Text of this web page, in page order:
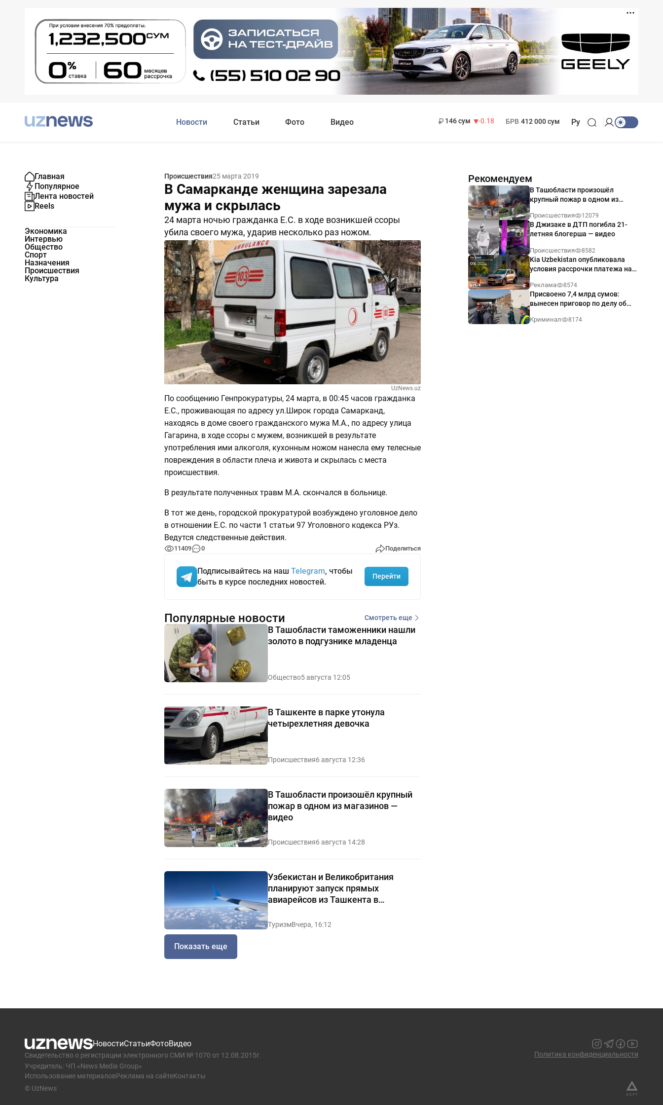
Новости Статьи Фото Видео
146 сум
-0.18
БРВ 412 000 сум Ру
Главная
Популярное
Лента новостей
Reels
Экономика
Интервью
Общество
Спорт
Назначения
Происшествия
Культура
Происшествия25 марта 2019
В Самарканде женщина зарезала
мужа и скрылась
24 марта ночью гражданка Е.С. в ходе возникшей ссоры
убила своего мужа, ударив несколько раз ножом.
11409 0 Поделиться
UzNews.uz
По сообщению Генпрокуратуры, 24 марта, в 00:45 часов гражданка
Е.С., проживающая по адресу ул.Широк города Самарканд,
находясь в доме своего гражданского мужа М.А., по адресу улица
Гагарина, в ходе ссоры с мужем, возникшей в результате
употребления ими алкоголя, кухонным ножом нанесла ему телесные
повреждения в области плеча и живота и скрылась с места
происшествия.
В результате полученных травм М.А. скончался в больнице.
В тот же день, городской прокуратурой возбуждено уголовное дело
в отношении Е.С. по части 1 статьи 97 Уголовного кодекса РУз.
Ведутся следственные действия.
11409 0 Поделиться
Подписывайтесь на наш Telegram, чтобы
быть в курсе последних новостей.
Перейти
Рекомендуем
В Ташобласти произошёл
крупный пожар в одном из
Происшествия 12079
В Джизаке в ДТП погибла 21-
летняя блогерша — видео
Происшествия 8582
Kia Uzbekistan опубликовала
условия рассрочки платежа на
годовых
Реклама 8574
Присвоено 7,4 млрд сумов:
вынесен приговор по делу об
Ташкенте
Криминал 8174
Популярные новости Смотреть еще
В Ташобласти таможенники нашли
золото в подгузнике младенца
Общество5 августа 12:05
В Ташкенте в парке утонула
четырехлетняя девочка
Происшествия6 августа 12:36
В Ташобласти произошёл крупный
пожар в одном из магазинов —
видео
Происшествия6 августа 14:28
Узбекистан и Великобритания
планируют запуск прямых
авиарейсов из Ташкента в
Манчестер
ТуризмВчера, 16:12
Показать еще
НовостиСтатьиФотоВидео
Свидетельство о регистрации электронного СМИ № 1070 от 12.08.2015г.
Учредитель: ЧП «News Media Group»
Использование материаловРеклама на сайтеКонтакты
Политика конфиденциальности
© UzNews